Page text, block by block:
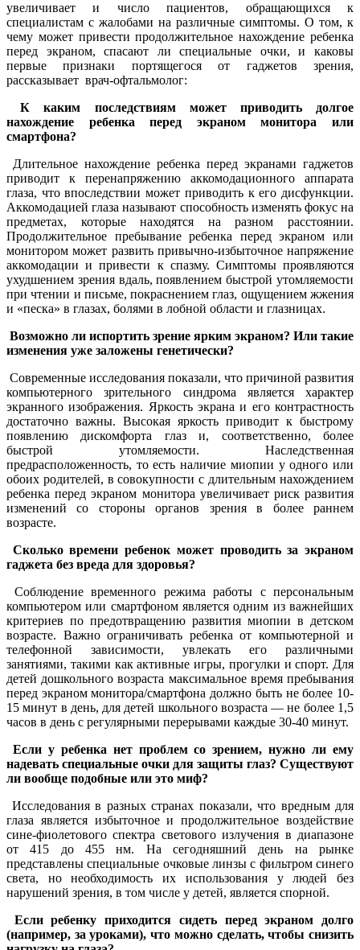
увеличивает и число пациентов, обращающихся к
специалистам с жалобами на различные симптомы. О том, к
чему может привести продолжительное нахождение ребенка
перед экраном, спасают ли специальные очки, и каковы
первые признаки портящегося от гаджетов зрения,
рассказывает врач-офтальмолог:
К каким последствиям может приводить долгое
нахождение ребенка перед экраном монитора или
смартфона?
Длительное нахождение ребенка перед экранами гаджетов
приводит к перенапряжению аккомодационного аппарата
глаза, что впоследствии может приводить к его дисфункции.
Аккомодацией глаза называют способность изменять фокус на
предметах, которые находятся на разном расстоянии.
Продолжительное пребывание ребенка перед экраном или
монитором может развить привычно-избыточное напряжение
аккомодации и привести к спазму. Симптомы проявляются
ухудшением зрения вдаль, появлением быстрой утомляемости
при чтении и письме, покраснением глаз, ощущением жжения
и «песка» в глазах, болями в лобной области и глазницах.
Возможно ли испортить зрение ярким экраном? Или такие
изменения уже заложены генетически?
Современные исследования показали, что причиной развития
компьютерного зрительного синдрома является характер
экранного изображения. Яркость экрана и его контрастность
достаточно важны. Высокая яркость приводит к быстрому
появлению дискомфорта глаз и, соответственно, более
быстрой утомляемости. Наследственная
предрасположенность, то есть наличие миопии у одного или
обоих родителей, в совокупности с длительным нахождением
ребенка перед экраном монитора увеличивает риск развития
изменений со стороны органов зрения в более раннем
возрасте.
Сколько времени ребенок может проводить за экраном
гаджета без вреда для здоровья?
Соблюдение временного режима работы с персональным
компьютером или смартфоном является одним из важнейших
критериев по предотвращению развития миопии в детском
возрасте. Важно ограничивать ребенка от компьютерной и
телефонной зависимости, увлекать его различными
занятиями, такими как активные игры, прогулки и спорт. Для
детей дошкольного возраста максимальное время пребывания
перед экраном монитора/смартфона должно быть не более 10-
15 минут в день, для детей школьного возраста — не более 1,5
часов в день с регулярными перерывами каждые 30-40 минут.
Если у ребенка нет проблем со зрением, нужно ли ему
надевать специальные очки для защиты глаз? Существуют
ли вообще подобные или это миф?
Исследования в разных странах показали, что вредным для
глаза является избыточное и продолжительное воздействие
сине-фиолетового спектра светового излучения в диапазоне
от 415 до 455 нм. На сегодняшний день на рынке
представлены специальные очковые линзы с фильтром синего
света, но необходимость их использования у людей без
нарушений зрения, в том числе у детей, является спорной.
Если ребенку приходится сидеть перед экраном долго
(например, за уроками), что можно сделать, чтобы снизить